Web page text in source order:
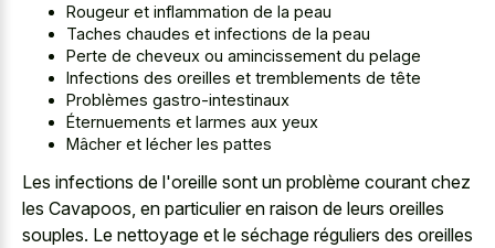
Rougeur et inflammation de la peau
Taches chaudes et infections de la peau
Perte de cheveux ou amincissement du pelage
Infections des oreilles et tremblements de tête
Problèmes gastro-intestinaux
Éternuements et larmes aux yeux
Mâcher et lécher les pattes
Les infections de l'oreille sont un problème courant chez
les Cavapoos, en particulier en raison de leurs oreilles
souples. Le nettoyage et le séchage réguliers des oreilles